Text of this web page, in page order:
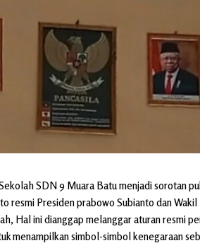
SDN 9 Muara Batu menjadi sorotan
resmi Presiden prabowo Subianto dan
Hal ini dianggap melanggar aturan resmi
menampilkan simbol-simbol kenegaraan